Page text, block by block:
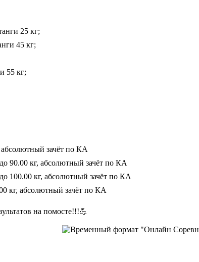
25 кг;
45 кг;
55 кг;
зачёт по КА
90.00 кг, абсолютный зачёт по КА
100.00 кг, абсолютный зачёт по КА
кг, абсолютный зачёт по КА
на помосте!!!💪